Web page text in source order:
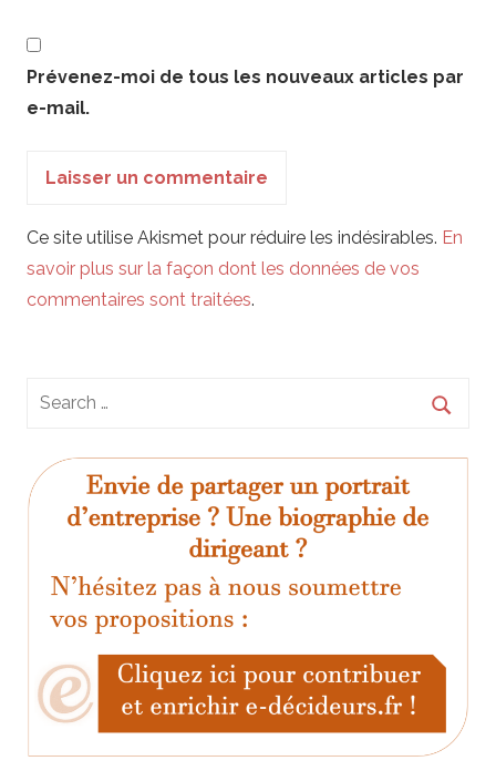
Prévenez-moi de tous les nouveaux articles par
e-mail.
Ce site utilise Akismet pour réduire les indésirables. En
savoir plus sur la façon dont les données de vos
commentaires sont traitées.